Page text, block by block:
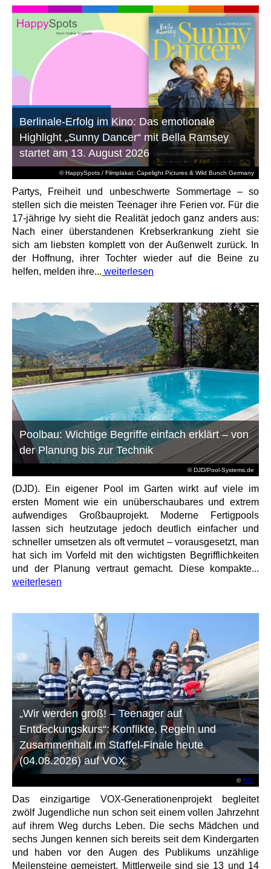
© HappySpots / Filmplakat: Capelight Pictures & Wild Bunch Germany
Berlinale-Erfolg im Kino: Das emotionale
Highlight „Sunny Dancer“ mit Bella Ramsey
startet am 13. August 2026
Partys, Freiheit und unbeschwerte Sommertage – so
stellen sich die meisten Teenager ihre Ferien vor. Für die
17-jährige Ivy sieht die Realität jedoch ganz anders aus:
Nach einer überstandenen Krebserkrankung zieht sie
sich am liebsten komplett von der Außenwelt zurück. In
der Hoffnung, ihrer Tochter wieder auf die Beine zu
helfen, melden ihre... weiterlesen
© DJD/Pool-Systems.de
Poolbau: Wichtige Begriffe einfach erklärt – von
der Planung bis zur Technik
(DJD). Ein eigener Pool im Garten wirkt auf viele im
ersten Moment wie ein unüberschaubares und extrem
aufwendiges Großbauprojekt. Moderne Fertigpools
lassen sich heutzutage jedoch deutlich einfacher und
schneller umsetzen als oft vermutet – vorausgesetzt, man
hat sich im Vorfeld mit den wichtigsten Begrifflichkeiten
und der Planung vertraut gemacht. Diese kompakte...
weiterlesen
©RTL
„Wir werden groß! – Teenager auf
Entdeckungskurs“: Konflikte, Regeln und
Zusammenhalt im Staffel-Finale heute
(04.08.2026) auf VOX
Das einzigartige VOX-Generationenprojekt begleitet
zwölf Jugendliche nun schon seit einem vollen Jahrzehnt
auf ihrem Weg durchs Leben. Die sechs Mädchen und
sechs Jungen kennen sich bereits seit dem Kindergarten
und haben vor den Augen des Publikums unzählige
Meilensteine gemeistert. Mittlerweile sind sie 13 und 14